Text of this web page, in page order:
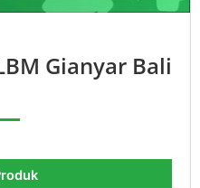
Gianyar Bali